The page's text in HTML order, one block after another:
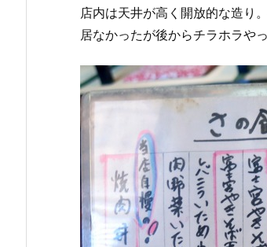
店内は天井が高く開放的な造り
居なかったが後からチラホラやっ